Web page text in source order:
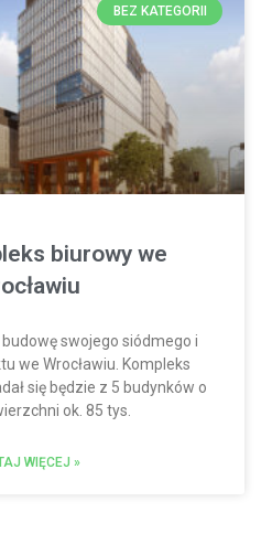
BEZ KATEGORII
biurowy we
swojego siódmego i
we Wrocławiu. Kompleks
się będzie z 5 budynków o
ok. 85 tys.
WIĘCEJ »